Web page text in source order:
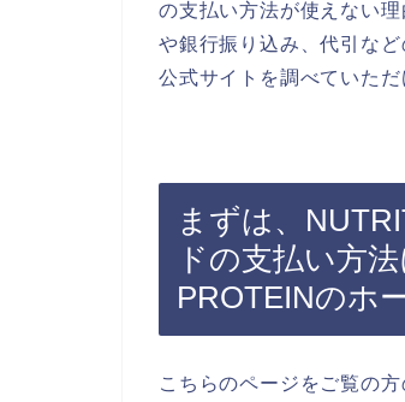
の支払い方法が使えない
や銀行振り込み、代引な
公式サイトを調べていただ
まずは、
ドの支払い方
PROTEINのホ
こちらのページをご覧の